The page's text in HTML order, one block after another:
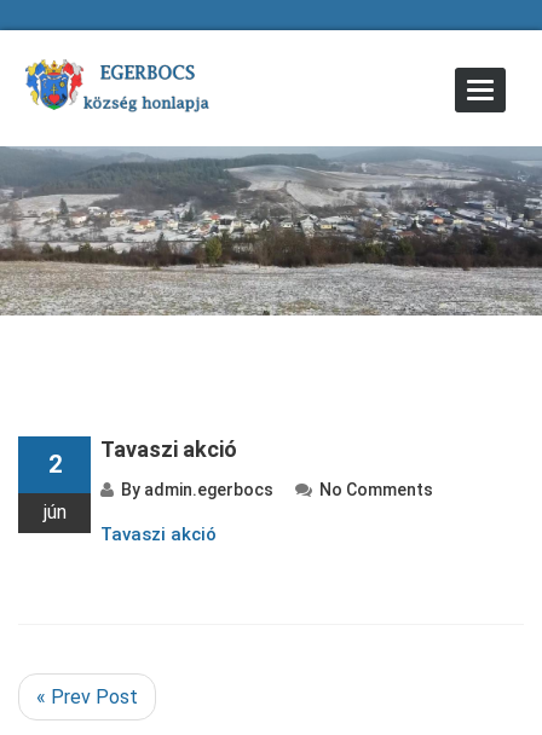
Toggle
2
jún
Tavaszi akció
By admin.egerbocs No Comments
Tavaszi akció
« Prev Post